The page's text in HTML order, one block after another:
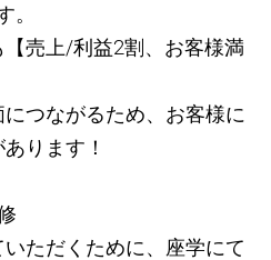
。
売上/利益2割、お客様満
つながるため、お客様に
ります！
ただくために、座学にて